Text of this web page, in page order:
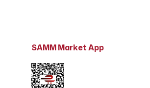
SAMM Market App